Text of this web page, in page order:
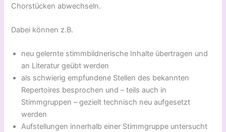
Chorstücken abwechseln.
Dabei können z.B.
neu gelernte stimmbildnerische Inhalte übertragen und
an Literatur geübt werden
als schwierig empfundene Stellen des bekannten
Repertoires besprochen und – teils auch in
Stimmgruppen – gezielt technisch neu aufgesetzt
werden
Aufstellungen innerhalb einer Stimmgruppe untersucht